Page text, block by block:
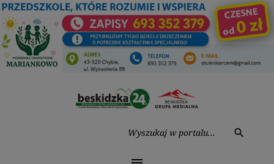
Przejdź
do
treści
search